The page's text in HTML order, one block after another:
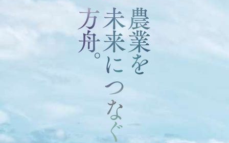
農業を
未来につなぐ
方舟。